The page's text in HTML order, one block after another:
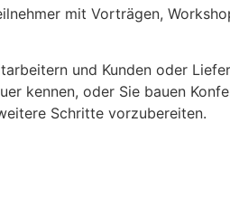
mit Vorträgen,
und Kunden oder
kennen, oder Sie bauen
Schritte vorzubereiten.